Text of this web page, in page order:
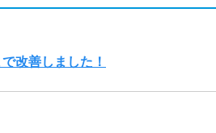
改善しました！